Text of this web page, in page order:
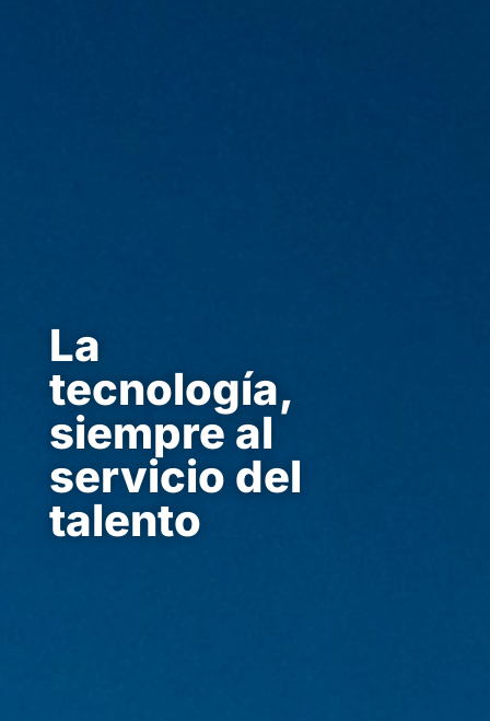
La
tecnología,
siempre al
servicio del
talento